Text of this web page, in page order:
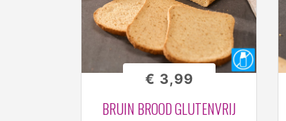
BRUIN BROOD GLUTENVRIJ
€ 3,99